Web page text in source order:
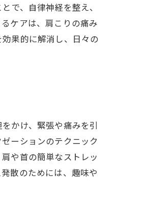
で、自律神経を整え、
ケアは、肩こりの痛み
果的に解消し、日々の
かけ、緊張や痛みを引
ーションのテクニック
や首の簡単なストレッ
散のためには、趣味や